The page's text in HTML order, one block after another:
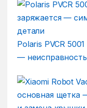
Polaris PVCR
—